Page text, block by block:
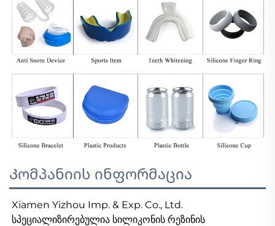
Კომპანიის ინფორმაცია
Xiamen Yizhou Imp. & Exp. Co., Ltd.
სპეციალიზირებულია სილიკონის რეზინის